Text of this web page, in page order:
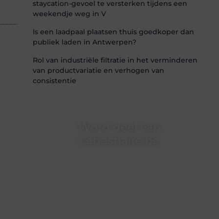
staycation-gevoel te versterken tijdens een
weekendje weg in V
Is een laadpaal plaatsen thuis goedkoper dan
publiek laden in Antwerpen?
Rol van industriële filtratie in het verminderen
van productvariatie en verhogen van
consistentie